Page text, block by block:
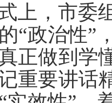
上，市委
“政治性”
正做到学
重要讲话